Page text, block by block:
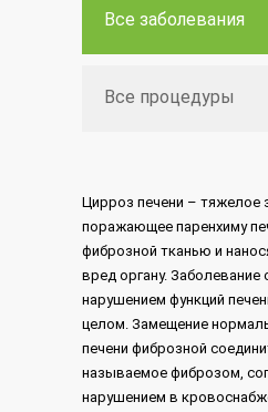
Все заболевания
Все процедуры
Цирроз печени – тяжелое
поражающее паренхиму
фиброзной тканью и
вред органу.
нарушением функций
целом. Замещение
печени фиброзной
называемое фиброзом,
нарушением в